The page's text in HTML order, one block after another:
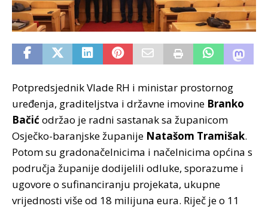
Potpredsjednik Vlade RH i ministar prostornog
uređenja, graditeljstva i državne imovine Branko
Bačić održao je radni sastanak sa županicom
Osječko-baranjske županije Natašom Tramišak.
Potom su gradonačelnicima i načelnicima općina s
područja županije dodijelili odluke, sporazume i
ugovore o sufinanciranju projekata, ukupne
vrijednosti više od 18 milijuna eura. Riječ je o 11